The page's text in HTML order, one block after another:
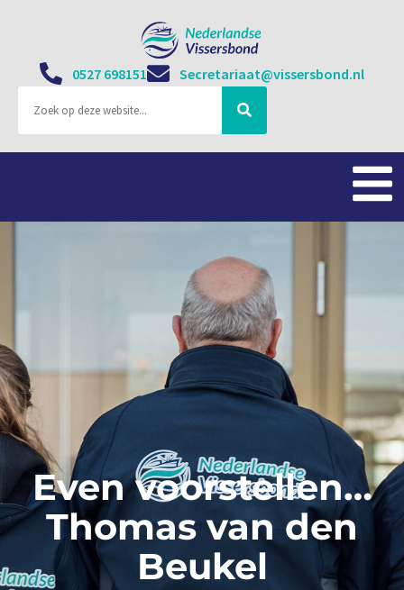
0527 698151 Secretariaat@vissersbond.nl
Even voorstellen…
Thomas van den
Beukel